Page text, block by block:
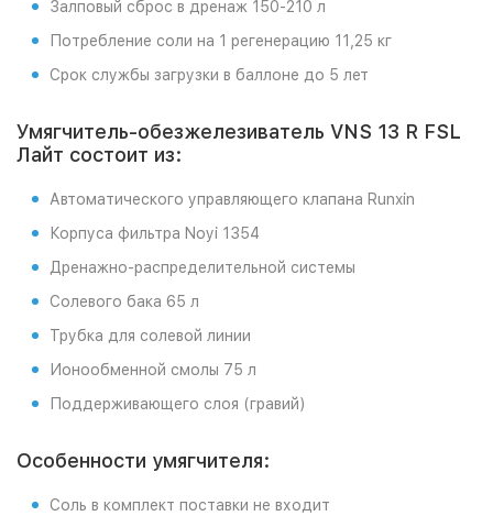
Залповый сброс в дренаж 150-210 л
Потребление соли на 1 регенерацию 11,25 кг
Срок службы загрузки в баллоне до 5 лет
Умягчитель-обезжелезиватель VNS 13 R FSL
Лайт состоит из:
Автоматического управляющего клапана Runxin
Корпуса фильтра Noyi 1354
Дренажно-распределительной системы
Солевого бака 65 л
Трубка для солевой линии
Ионообменной смолы 75 л
Поддерживающего слоя (гравий)
Особенности умягчителя:
Соль в комплект поставки не входит